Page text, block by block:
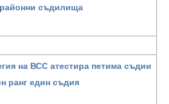
съдилища
на ВСС атестира петима съдии
ранг един съдия